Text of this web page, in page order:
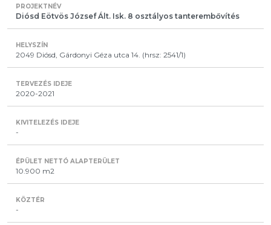
Diósd Eötvös József Ált. Isk. 8 osztályos tanterembővítés
2049 Diósd, Gárdonyi Géza utca 14. (hrsz: 2541/1)
2020-2021
-
10.900 m2
-